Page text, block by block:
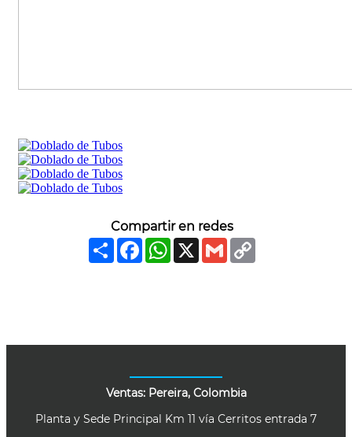
Compartir en redes
Share FacebookWhatsApp
X Gmail
Ventas: Pereira, Colombia
Planta y Sede Principal Km 11 vía Cerritos entrada 7